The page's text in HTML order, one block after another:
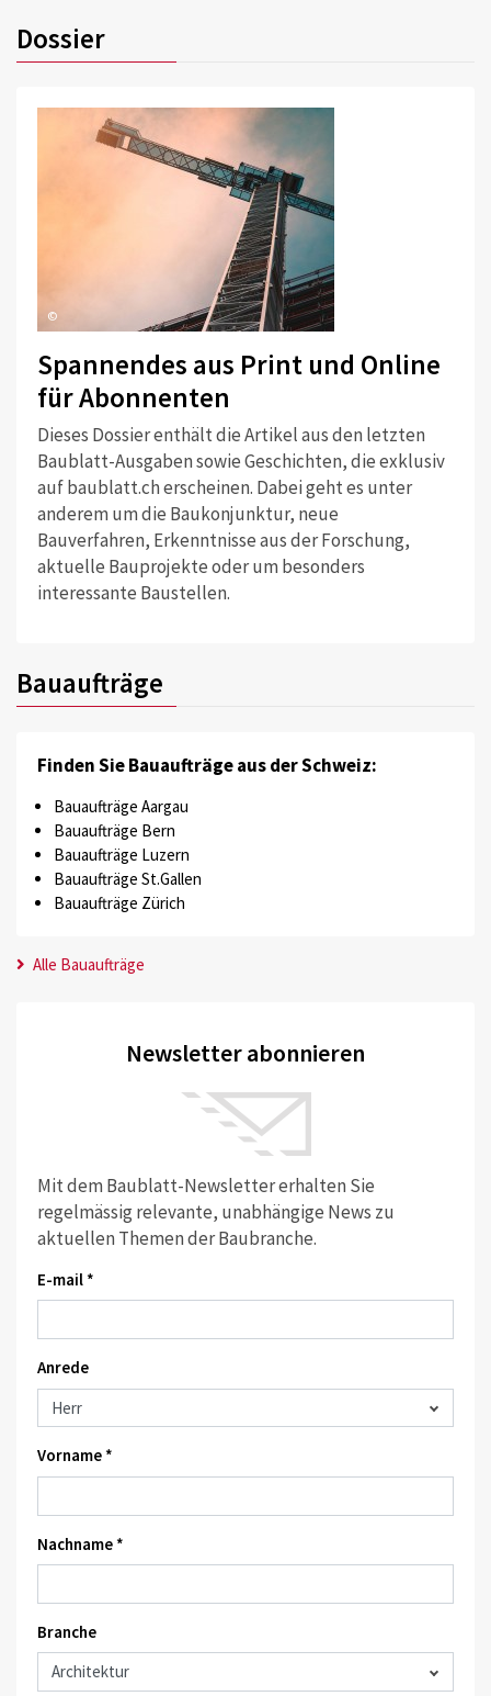
Dossier
©
Spannendes aus Print und Online
für Abonnenten
Dieses Dossier enthält die Artikel aus den letzten
Baublatt-Ausgaben sowie Geschichten, die exklusiv
auf baublatt.ch erscheinen. Dabei geht es unter
anderem um die Baukonjunktur, neue
Bauverfahren, Erkenntnisse aus der Forschung,
aktuelle Bauprojekte oder um besonders
interessante Baustellen.
Bauaufträge
Finden Sie Bauaufträge aus der Schweiz:
Bauaufträge Aargau
Bauaufträge Bern
Bauaufträge Luzern
Bauaufträge St.Gallen
Bauaufträge Zürich
Alle Bauaufträge
Newsletter abonnieren
Mit dem Baublatt-Newsletter erhalten Sie
regelmässig relevante, unabhängige News zu
aktuellen Themen der Baubranche.
E-mail *
Anrede
Vorname *
Nachname *
Branche